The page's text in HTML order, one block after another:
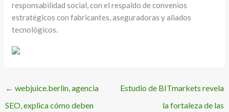
responsabilidad social, con el respaldo de convenios
estratégicos con fabricantes, aseguradoras y aliados
tecnológicos.
← webjuice.berlin, agencia
SEO, explica cómo deben
Estudio de BITmarkets revela
la fortaleza de las